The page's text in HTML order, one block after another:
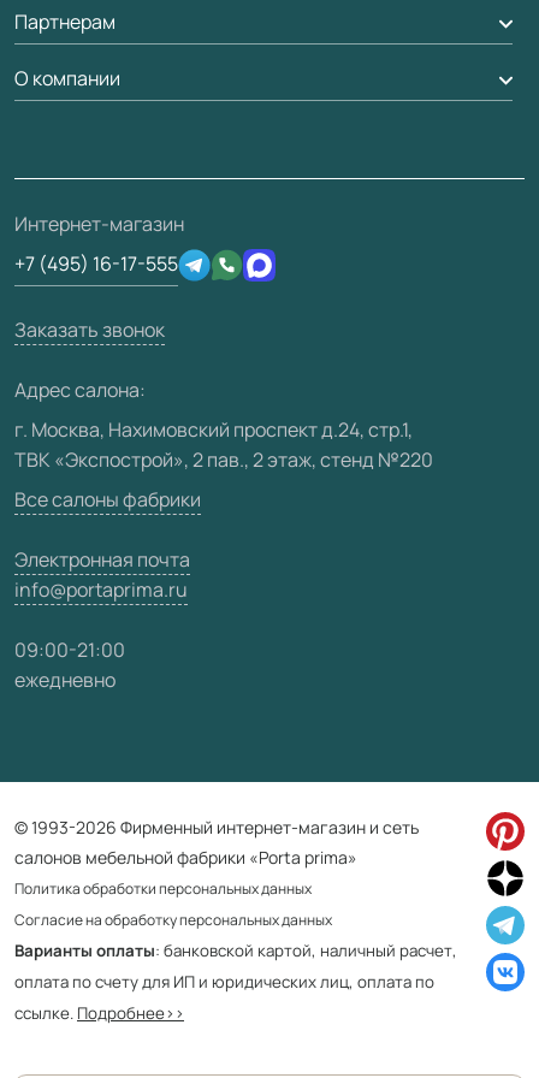
Рейки, баффели, стеллажи
Погонаж
Гарантия
Вопрос-ответ
Отзывы клиентов
Техническая информация
Юридическая информация
Вызов замерщика
Доставка
Партнерам
Дизайнерам / архитекторам
Скачать материалы
3D-модели
О компании
О фабрике
Сертификаты
Производство
Вакансии
Видео
Карта сайта
Интернет-магазин
+7 (495) 16-17-555
Заказать звонок
Адрес салона:
г. Москва, Нахимовский проспект д.24, стр.1,
ТВК «Экспострой», 2 пав., 2 этаж, стенд №220
Все салоны фабрики
Электронная почта
info@portaprima.ru
09:00-21:00
ежедневно
© 1993-2026 Фирменный интернет-магазин и сеть
салонов мебельной фабрики «Porta prima»
Политика обработки персональных данных
Согласие на обработку персональных данных
Варианты оплаты: банковской картой, наличный расчет,
оплата по счету для ИП и юридических лиц, оплата по
ссылке. Подробнее>>